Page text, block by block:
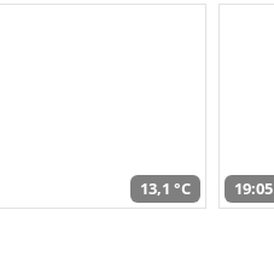
13,1 °C 19:05